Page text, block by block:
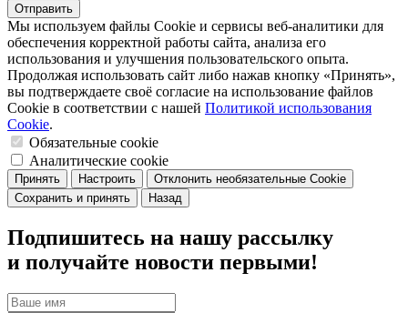
Отправить
Мы используем файлы Cookie и сервисы веб-аналитики для
обеспечения корректной работы сайта, анализа его
использования и улучшения пользовательского опыта.
Продолжая использовать сайт либо нажав кнопку «Принять»,
вы подтверждаете своё согласие на использование файлов
Cookie в соответствии с нашей Политикой использования
Cookie.
Обязательные cookie
Аналитические cookie
Принять Настроить
Отклонить необязательные Cookie
Сохранить и принять
Назад
Подпишитесь на нашу рассылку
и получайте новости первыми!